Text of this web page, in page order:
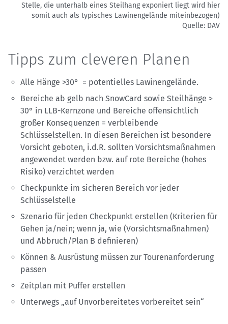
Stelle, die unterhalb eines Steilhang exponiert liegt wird hier
somit auch als typisches Lawinengelände miteinbezogen)
Quelle: DAV
Tipps zum cleveren Planen
Alle Hänge >30° = potentielles Lawinengelände.
Bereiche ab gelb nach SnowCard sowie Steilhänge >
30° in LLB-Kernzone und Bereiche offensichtlich
großer Konsequenzen = verbleibende
Schlüsselstellen. In diesen Bereichen ist besondere
Vorsicht geboten, i.d.R. sollten Vorsichtsmaßnahmen
angewendet werden bzw. auf rote Bereiche (hohes
Risiko) verzichtet werden
Checkpunkte im sicheren Bereich vor jeder
Schlüsselstelle
Szenario für jeden Checkpunkt erstellen (Kriterien für
Gehen ja/nein; wenn ja, wie (Vorsichtsmaßnahmen)
und Abbruch/Plan B definieren)
Können & Ausrüstung müssen zur Tourenanforderung
passen
Zeitplan mit Puffer erstellen
Unterwegs „auf Unvorbereitetes vorbereitet sein“